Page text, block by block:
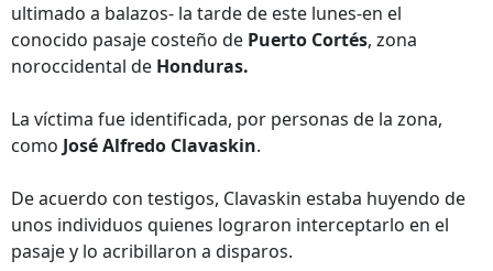
ultimado a balazos- la tarde de este lunes-en el
conocido pasaje costeño de Puerto Cortés, zona
noroccidental de Honduras.
La víctima fue identificada, por personas de la zona,
como José Alfredo Clavaskin.
De acuerdo con testigos, Clavaskin estaba huyendo de
unos individuos quienes lograron interceptarlo en el
pasaje y lo acribillaron a disparos.